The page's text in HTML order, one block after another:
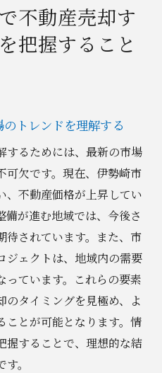
要に与える影響
販売戦略の立案
産売却戦略群馬県伊勢
ージェントの活用法
リスク管理
の実践
した売却プラン
の重要性群馬県伊勢崎
の違いを知る
の査定方法
いためのポイント
不動産売却す
把握すること
トレンドを理解する
するためには、最新の市場
可欠です。現在、伊勢崎市
、不動産価格が上昇してい
備が進む地域では、今後さ
待されています。また、市
ジェクトは、地域内の需要
っています。これらの要素
のタイミングを見極め、よ
ことが可能となります。情
握することで、理想的な結
。